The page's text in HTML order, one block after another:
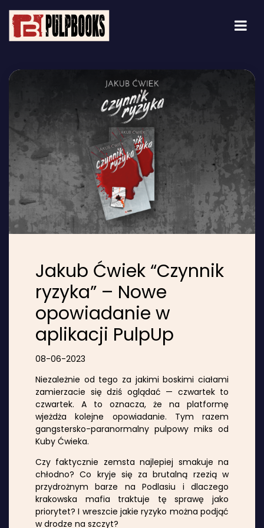
Jakub Ćwiek “Czynnik
ryzyka” – Nowe
opowiadanie w
aplikacji PulpUp
08-06-2023
Niezależnie od tego za jakimi boskimi ciałami
zamierzacie się dziś oglądać — czwartek to
czwartek. A to oznacza, że na platformę
wjeżdża kolejne opowiadanie. Tym razem
gangstersko-paranormalny pulpowy miks od
Kuby Ćwieka.
Czy faktycznie zemsta najlepiej smakuje na
chłodno? Co kryje się za brutalną rzezią w
przydrożnym barze na Podlasiu i dlaczego
krakowska mafia traktuje tę sprawę jako
priorytet? I wreszcie jakie ryzyko można podjąć
w drodze na szczyt?